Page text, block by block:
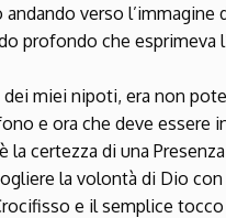
verso l’immagine
profondo che esprimeva
miei nipoti, era non
e ora che deve essere
la certezza di una
la volontà di Dio
e il semplice